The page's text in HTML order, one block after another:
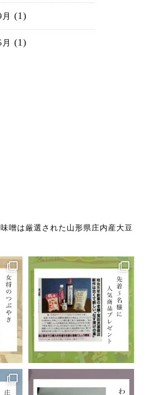
(1)
(1)
噌は厳選された山形県庄内産大豆